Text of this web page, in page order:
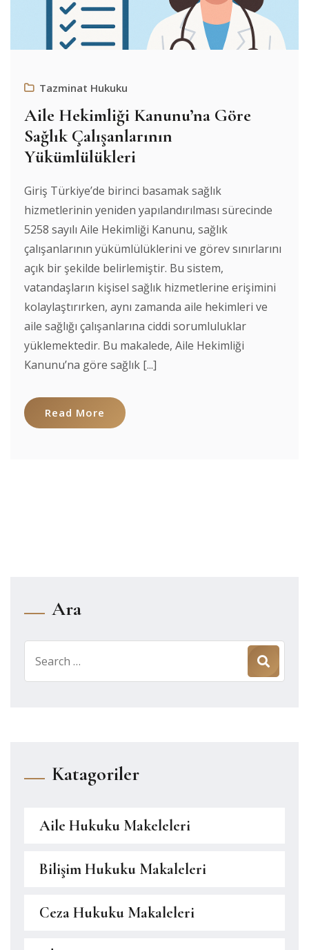
Tazminat Hukuku
Aile Hekimliği Kanunu’na Göre
Sağlık Çalışanlarının
Yükümlülükleri
Giriş Türkiye’de birinci basamak sağlık
hizmetlerinin yeniden yapılandırılması sürecinde
5258 sayılı Aile Hekimliği Kanunu, sağlık
çalışanlarının yükümlülüklerini ve görev sınırlarını
açık bir şekilde belirlemiştir. Bu sistem,
vatandaşların kişisel sağlık hizmetlerine erişimini
kolaylaştırırken, aynı zamanda aile hekimleri ve
aile sağlığı çalışanlarına ciddi sorumluluklar
yüklemektedir. Bu makalede, Aile Hekimliği
Kanunu’na göre sağlık [...]
Read More
Ara
for:
Katagoriler
Aile Hukuku Makeleleri
Bilişim Hukuku Makaleleri
Ceza Hukuku Makaleleri